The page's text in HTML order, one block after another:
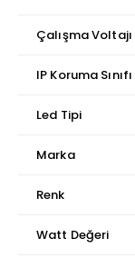
Çalışma Voltajı
IP Koruma Sınıfı
Led Tipi
Marka
Renk
Watt Değeri